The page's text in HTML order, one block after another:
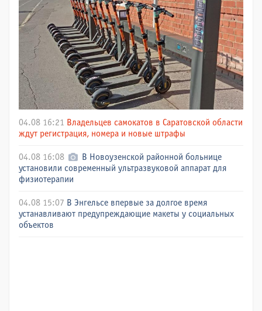
04.08 16:21 Владельцев самокатов в Саратовской области
ждут регистрация, номера и новые штрафы
04.08 16:08
В Новоузенской районной больнице
установили современный ультразвуковой аппарат для
физиотерапии
04.08 15:07 В Энгельсе впервые за долгое время
устанавливают предупреждающие макеты у социальных
объектов